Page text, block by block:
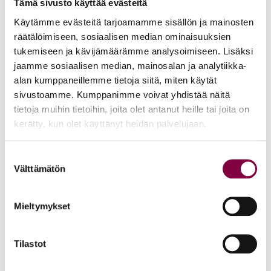
Tämä sivusto käyttää evästeitä
Käytämme evästeitä tarjoamamme sisällön ja mainosten
räätälöimiseen, sosiaalisen median ominaisuuksien
tukemiseen ja kävijämäärämme analysoimiseen. Lisäksi
jaamme sosiaalisen median, mainosalan ja analytiikka-
alan kumppaneillemme tietoja siitä, miten käytät
sivustoamme. Kumppanimme voivat yhdistää näitä
tietoja muihin tietoihin, joita olet antanut heille tai joita on
kerätty, kun olet käyttänyt heidän palvelujaan.
valinta
Välttämätön
Mieltymykset
Tilastot
yrkesskicklighet, omsorgsfullt och utan dröjsmål.
4. En jurist skall hålla sig till sanningen.
5. En jurist skall i sin verksamhet vara oberoende av sådana
yttre faktorer som kan försvara en ändamålsenlig skötsel av
ett uppdrag eller uppnående av ett rättvist slutresultat.
skötseln av ett uppdrag.
8. En jurist får inte låta en parts ras, kön, religion,